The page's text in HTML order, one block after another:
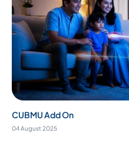
CUBMU Add On
04 August 2025